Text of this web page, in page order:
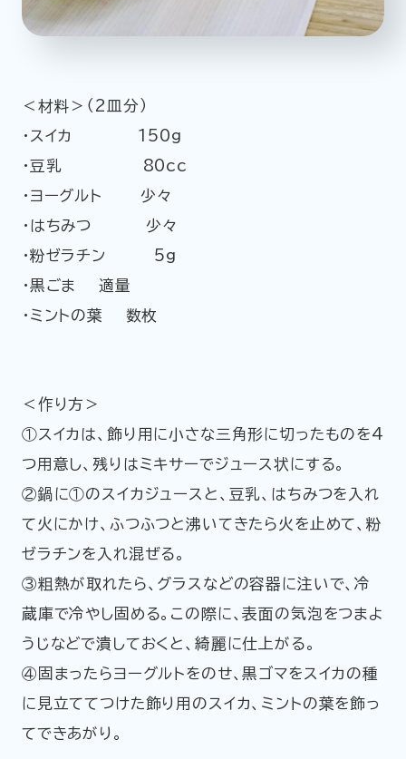
＜材料＞（2皿分）
・スイカ 150g
・豆乳 80cc
・ヨーグルト 少々
・はちみつ 少々
・粉ゼラチン 5g
・黒ごま 適量
・ミントの葉 数枚
＜作り方＞
①スイカは、飾り用に小さな三角形に切ったものを4
つ用意し、残りはミキサーでジュース状にする。
②鍋に①のスイカジュースと、豆乳、はちみつを入れ
て火にかけ、ふつふつと沸いてきたら火を止めて、粉
ゼラチンを入れ混ぜる。
③粗熱が取れたら、グラスなどの容器に注いで、冷
蔵庫で冷やし固める。この際に、表面の気泡をつまよ
うじなどで潰しておくと、綺麗に仕上がる。
④固まったらヨーグルトをのせ、黒ゴマをスイカの種
に見立ててつけた飾り用のスイカ、ミントの葉を飾っ
てできあがり。